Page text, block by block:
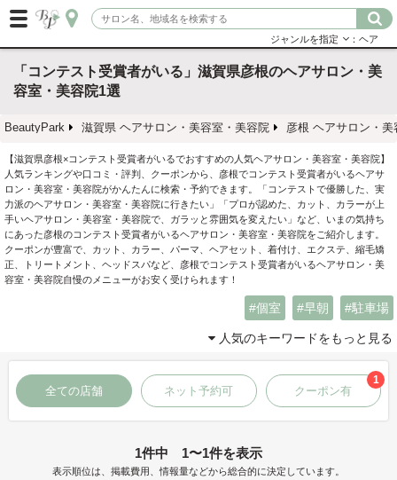
ジャンルを指定 ：ヘア
「コンテスト受賞者がいる」滋賀県彦根のヘアサロン・美
容室・美容院1選
BeautyPark 滋賀県 ヘアサロン・美容室・美容院 彦根 ヘアサロン・美
【滋賀県彦根×コンテスト受賞者がいるでおすすめの人気ヘアサロン・美容室・美容院】
人気ランキングや口コミ・評判、クーポンから、彦根でコンテスト受賞者がいるヘアサ
ロン・美容室・美容院がかんたんに検索・予約できます。「コンテストで優勝した、実
力派のヘアサロン・美容室・美容院に行きたい」「プロが認めた、カット、カラーが上
手いヘアサロン・美容室・美容院で、ガラッと雰囲気を変えたい」など、いまの気持ち
にあった彦根のコンテスト受賞者がいるヘアサロン・美容室・美容院をご紹介します。
クーポンが豊富で、カット、カラー、パーマ、ヘアセット、着付け、エクステ、縮毛矯
正、トリートメント、ヘッドスパなど、彦根でコンテスト受賞者がいるヘアサロン・美
容室・美容院自慢のメニューがお安く受けられます！
個室 早朝 駐車場
人気のキーワードをもっと見る
全ての店舗 ネット予約可 クーポン有
1
1件中 1〜1件を表示
表示順位は、掲載費用、情報量などから総合的に決定しています。